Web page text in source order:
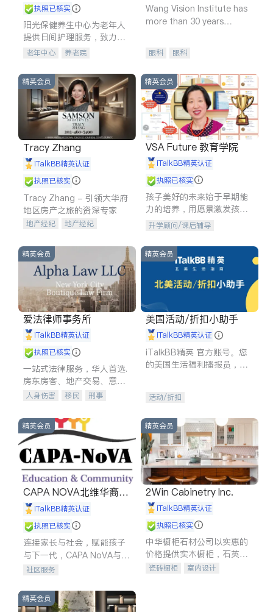
执照已核实
阳光保健养生中心为老年人
提供日间护理服务，致力于
通过持续的护理创新来有效
老年中心 养老院
Wang Vision Institute has
more than 30 years
眼科 眼科
精英会员
Tracy Zhang
iTalkBB精英认证
执照已核实
Tracy Zhang - 引领大华府
地区房产之旅的资深专家
地产经纪
地产经纪
商铺租售
精英会员
VSA Future 教育学院
iTalkBB精英认证
执照已核实
孩子美好的未来始于早期能
力的培养，用愿景激发孩子
的学习潜力和动力。理念：
拥有成长型心态是成功的基
石。
升学顾问/课后辅导
精英会员
爱法律师事务所
iTalkBB精英认证
执照已核实
一站式法律服务，华人首选.
房东房客、地产交易、意外
伤害、车祸重伤、商业诉
建筑合同、刑事案件全包办
人身伤害 移民
刑事
信托/遗嘱
商业
索赔
律师-其它 保释
精英会员
美国活动/折扣小助手
iTalkBB精英认证
iTalkBB精英 官方账号。您
的美国生活福利播报员，精
专属福利。
活动/折扣
精英会员
CAPA NOVA北维华裔家
长会iTalkBB精英认证
执照已核实
连接家长与社会，赋能孩子
与下一代，CAPA NoVA与您
携手建设包容、公平、充满
社区服务
精英会员
2Win Cabinetry Inc.
iTalkBB精英认证
执照已核实
中华橱柜石材公司以实惠的
价格提供实木橱柜，石英石
台面，多种优质不锈钢水
瓷砖橱柜
室内设计
精英会员